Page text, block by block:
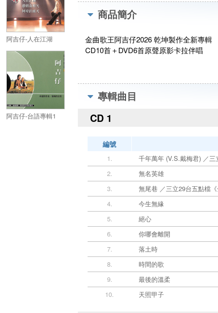
阿吉仔-人在江湖
阿吉仔-台語專輯1
商品簡介
金曲歌王阿吉仔2026 乾坤製作全新專輯
CD10首＋DVD6首原聲原影卡拉伴唱
專輯曲目
CD 1
編號
1.
千年萬年 (V.S.戴梅君) ／
2.
無名英雄
3.
無尾巷 ／三立29台五點檔
4.
今生無緣
5.
絕心
6.
你哪會離開
7.
落土時
8.
時間的歌
9.
最後的溫柔
10.
天照甲子